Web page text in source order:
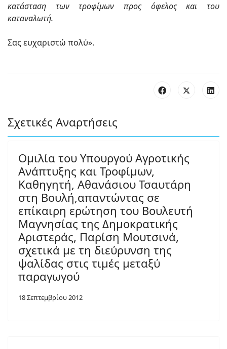
κατάσταση των τροφίμων προς όφελος και του
καταναλωτή.
Σας ευχαριστώ πολύ».
Σχετικές Αναρτήσεις
Ομιλία του Υπουργού Αγροτικής
Ανάπτυξης και Τροφίμων,
Καθηγητή, Αθανάσιου Τσαυτάρη
στη Βουλή,απαντώντας σε
επίκαιρη ερώτηση του Βουλευτή
Μαγνησίας της Δημοκρατικής
Αριστεράς, Παρίση Μουτσινά,
σχετικά με τη διεύρυνση της
ψαλίδας στις τιμές μεταξύ
παραγωγού
18 Σεπτεμβρίου 2012